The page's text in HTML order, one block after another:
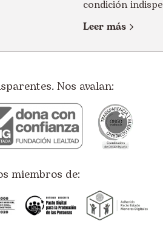
condición
Leer más
Nos avalan:
miembros de: